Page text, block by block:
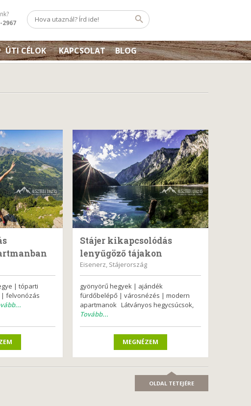
2967
ÚTI CÉLOK KAPCSOLAT BLOG
| tóparti
felvonózás
Stájer kikapcsolódás
lenyűgöző tájakon
Eisenerz, Stájerország
gyönyörű hegyek | ajándék
fürdőbelépő | városnézés | modern
apartmanok Látványos hegycsúcsok,
Tovább...
MEGNÉZEM
OLDAL TETEJÉRE